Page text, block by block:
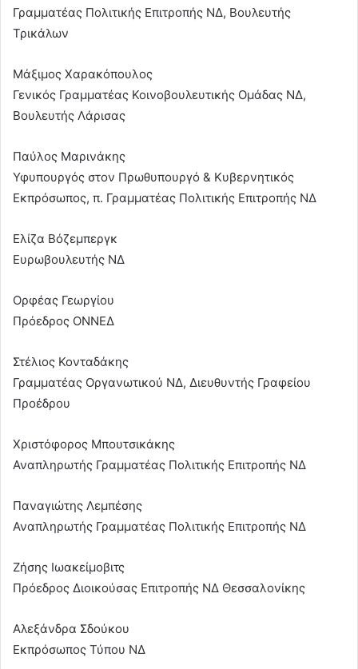
Γραμματέας Πολιτικής Επιτροπής ΝΔ, Βουλευτής
Τρικάλων
Μάξιμος Χαρακόπουλος
Γενικός Γραμματέας Κοινοβουλευτικής Ομάδας ΝΔ,
Βουλευτής Λάρισας
Παύλος Μαρινάκης
Υφυπουργός στον Πρωθυπουργό & Κυβερνητικός
Εκπρόσωπος, π. Γραμματέας Πολιτικής Επιτροπής ΝΔ
Ελίζα Βόζεμπεργκ
Ευρωβουλευτής ΝΔ
Ορφέας Γεωργίου
Πρόεδρος ΟΝΝΕΔ
Στέλιος Κονταδάκης
Γραμματέας Οργανωτικού ΝΔ, Διευθυντής Γραφείου
Προέδρου
Χριστόφορος Μπουτσικάκης
Αναπληρωτής Γραμματέας Πολιτικής Επιτροπής ΝΔ
Παναγιώτης Λεμπέσης
Αναπληρωτής Γραμματέας Πολιτικής Επιτροπής ΝΔ
Ζήσης Ιωακείμοβιτς
Πρόεδρος Διοικούσας Επιτροπής ΝΔ Θεσσαλονίκης
Αλεξάνδρα Σδούκου
Εκπρόσωπος Τύπου ΝΔ